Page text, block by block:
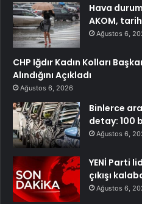
Hava
AKOM,
Ağustos 6,
CHP Iğdır Kadın Kolları
Alındığını Açıkladı
Ağustos 6, 2026
Binlerce
detay: 100
Ağustos 6,
YENİ Parti
çıkışı
Ağustos 6,